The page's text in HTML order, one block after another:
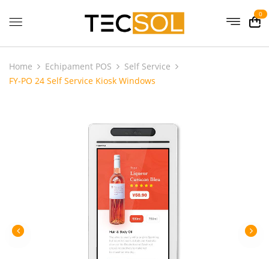
0
Home Echipament POS
Self Service
FY-PO 24 Self Service Kiosk Windows